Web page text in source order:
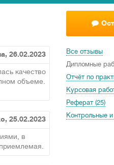
Все отзывы
Дипломные
Отчёт по
Курсовая
Реферат (25)
Контрольные и
26.02.2023
качество
объеме.
25.02.2023
в